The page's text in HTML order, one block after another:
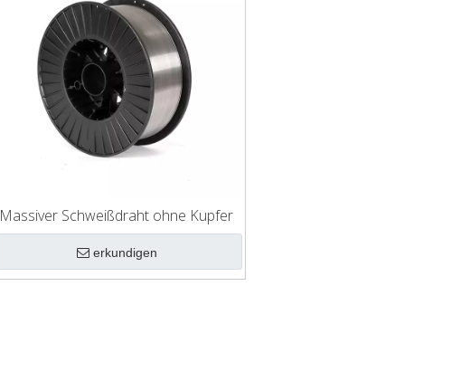
Massiver Schweißdraht ohne Kupfer
erkundigen